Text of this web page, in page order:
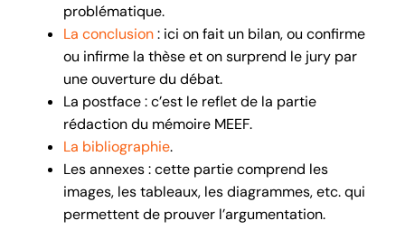
problématique.
La conclusion: ici on fait un bilan, ou confirme
ou infirme la thèse et on surprend le jury par
une ouverture du débat.
La postface : c’est le reflet de la partie
rédaction du mémoire MEEF.
La bibliographie.
Les annexes : cette partie comprend les
images, les tableaux, les diagrammes, etc. qui
permettent de prouver l’argumentation.